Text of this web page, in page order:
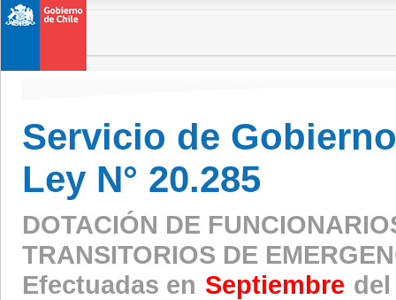
Servicio de
Ley N° 20.285
DOTACIÓN DE
TRANSITORIOS DE
Efectuadas en Septiembre del